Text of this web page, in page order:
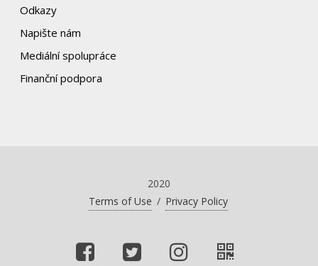
Odkazy
Napište nám
Mediální spolupráce
Finanční podpora
2020
Terms of Use / Privacy Policy